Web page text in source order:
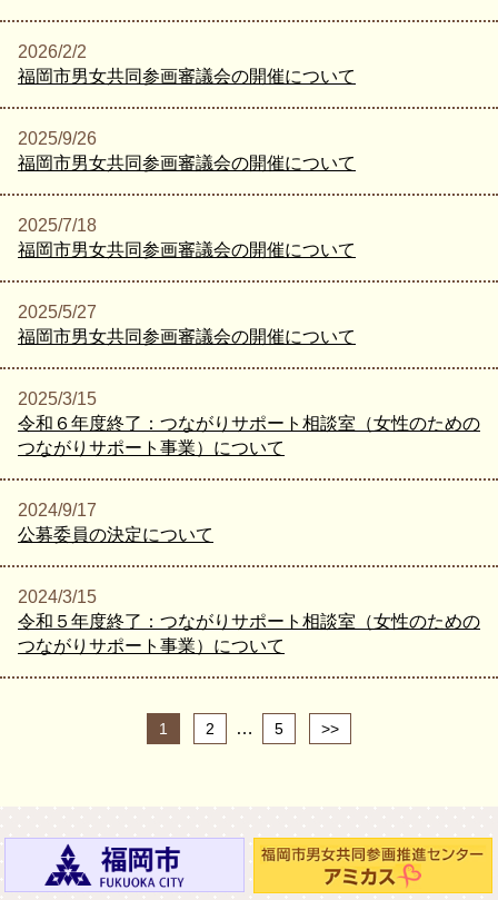
2026/2/2
福岡市男女共同参画審議会の開催について
2025/9/26
福岡市男女共同参画審議会の開催について
2025/7/18
福岡市男女共同参画審議会の開催について
2025/5/27
福岡市男女共同参画審議会の開催について
2025/3/15
令和６年度終了：つながりサポート相談室（女性のための
つながりサポート事業）について
2024/9/17
公募委員の決定について
2024/3/15
令和５年度終了：つながりサポート相談室（女性のための
つながりサポート事業）について
1 2 … 5 >>